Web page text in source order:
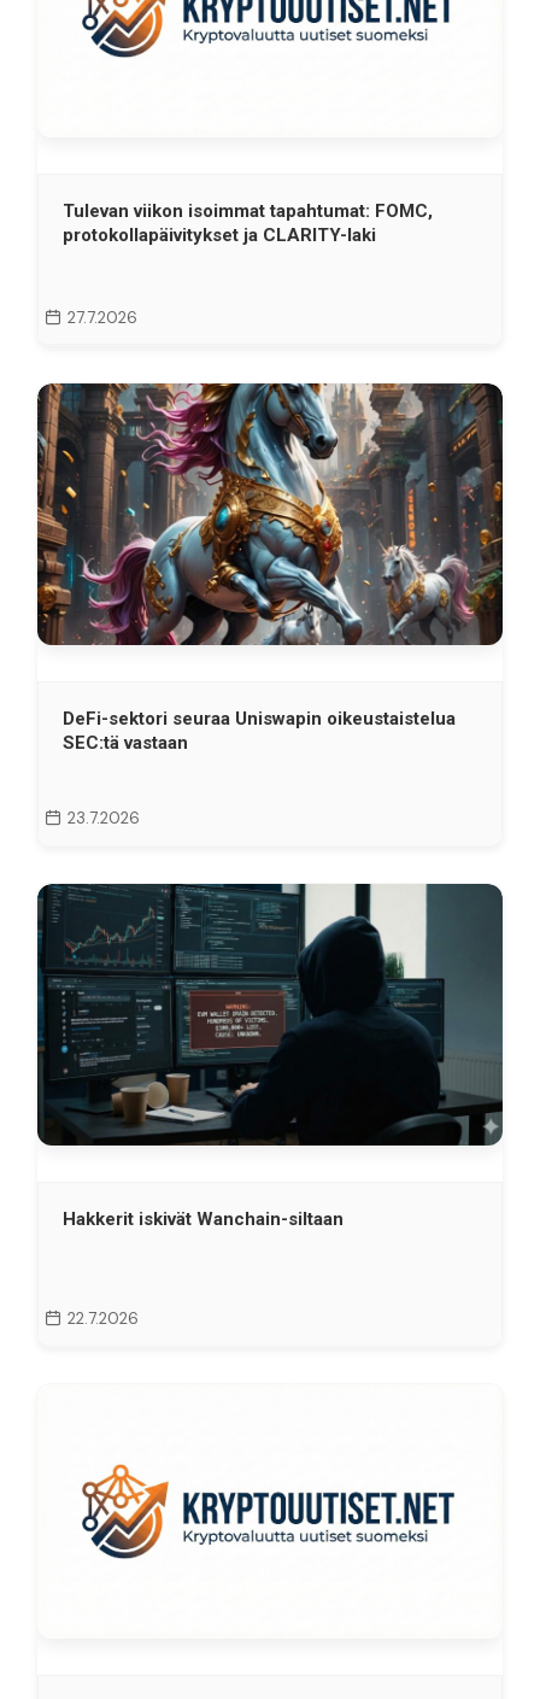
Tulevan viikon isoimmat tapahtumat: FOMC,
protokollapäivitykset ja CLARITY-laki
27.7.2026
DeFi-sektori seuraa Uniswapin oikeustaistelua
SEC:tä vastaan
23.7.2026
Hakkerit iskivät Wanchain-siltaan
22.7.2026